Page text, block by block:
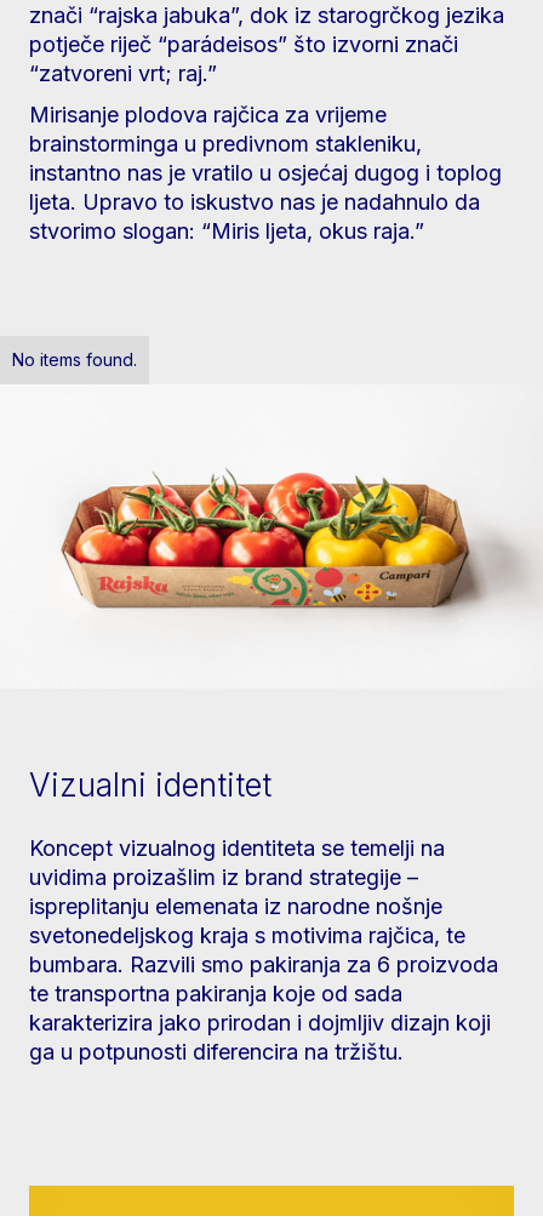
znači “rajska jabuka”, dok iz starogrčkog jezika
potječe riječ “parádeisos” što izvorni znači
“zatvoreni vrt; raj.”
Mirisanje plodova rajčica za vrijeme
brainstorminga u predivnom stakleniku,
instantno nas je vratilo u osjećaj dugog i toplog
ljeta. Upravo to iskustvo nas je nadahnulo da
stvorimo slogan: “Miris ljeta, okus raja.”
No items found.
Vizualni identitet
Koncept vizualnog identiteta se temelji na
uvidima proizašlim iz brand strategije –
ispreplitanju elemenata iz narodne nošnje
svetonedeljskog kraja s motivima rajčica, te
bumbara. Razvili smo pakiranja za 6 proizvoda
te transportna pakiranja koje od sada
karakterizira jako prirodan i dojmljiv dizajn koji
ga u potpunosti diferencira na tržištu.